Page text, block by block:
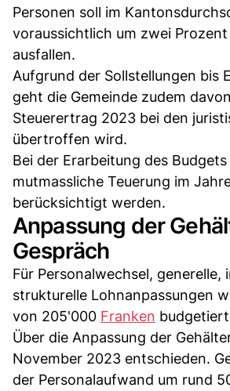
Personen soll im
voraussichtlich um zwei
ausfallen.
Aufgrund der Sollstellungen bis
geht die Gemeinde zudem
Steuerertrag 2023 bei den
übertroffen wird.
Bei der Erarbeitung des
mutmassliche Teuerung im
berücksichtigt werden.
Anpassung der
Gespräch
Für Personalwechsel, generelle,
strukturelle Lohnanpassungen
von 205'000 Franken
Über die Anpassung der
November 2023 entschieden.
der Personalaufwand um rund